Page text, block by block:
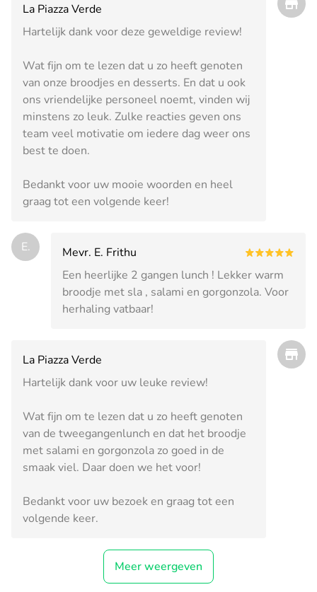
La Piazza Verde
Hartelijk dank voor deze geweldige review!
Wat fijn om te lezen dat u zo heeft genoten
van onze broodjes en desserts. En dat u ook
ons vriendelijke personeel noemt, vinden wij
minstens zo leuk. Zulke reacties geven ons
team veel motivatie om iedere dag weer ons
best te doen.
Bedankt voor uw mooie woorden en heel
graag tot een volgende keer!
E.
Mevr. E. Frithu
Een heerlijke 2 gangen lunch ! Lekker warm
broodje met sla , salami en gorgonzola. Voor
herhaling vatbaar!
La Piazza Verde
Hartelijk dank voor uw leuke review!
Wat fijn om te lezen dat u zo heeft genoten
van de tweegangenlunch en dat het broodje
met salami en gorgonzola zo goed in de
smaak viel. Daar doen we het voor!
Bedankt voor uw bezoek en graag tot een
volgende keer.
Meer weergeven